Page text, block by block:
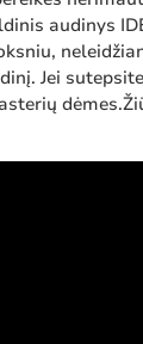
audinys
Jei